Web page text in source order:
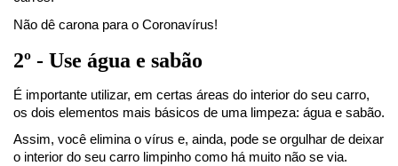
Não dê carona para o Coronavírus!
2º - Use água e sabão
É importante utilizar, em certas áreas do interior do seu carro,
os dois elementos mais básicos de uma limpeza: água e sabão.
Assim, você elimina o vírus e, ainda, pode se orgulhar de deixar
o interior do seu carro limpinho como há muito não se via.